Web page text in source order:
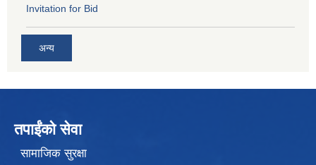
Invitation for Bid
अन्य
तपाईंको सेवा
सामाजिक सुरक्षा